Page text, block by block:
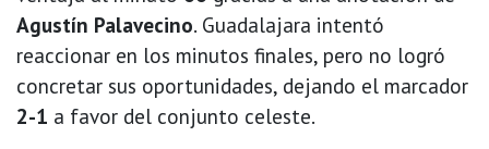
Agustín Palavecino. Guadalajara intentó
reaccionar en los minutos finales, pero no logró
concretar sus oportunidades, dejando el marcador
2-1 a favor del conjunto celeste.